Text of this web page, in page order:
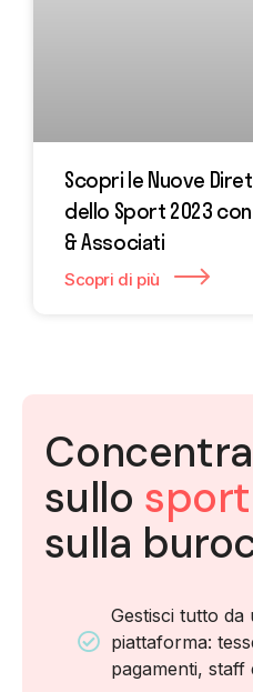
Scopri le Nuove
dello Sport 2023
& Associati
Scopri di più
sullo sport
sulla
Gestisci tutto da
piattaforma:
pagamenti,